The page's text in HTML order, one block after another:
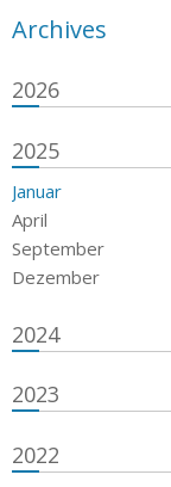
Archives
2026
2025
Januar
April
September
Dezember
2024
2023
2022